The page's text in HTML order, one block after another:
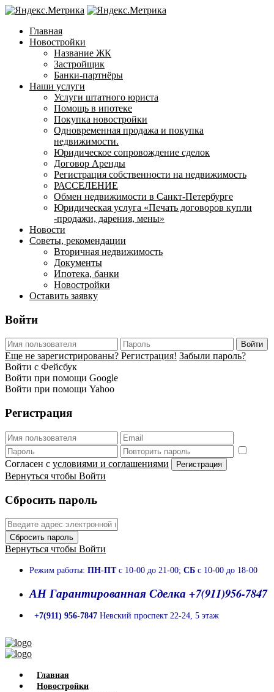
Главная
Новостройки
Название ЖК
Застройщик
Банки-партнёры
Наши услуги
Услуги штатного юриста
Помощь в ипотеке
Покупка новостройки
Одновременная продажа и покупка
недвижимости.
Юридическое сопровождение сделок
Договор Аренды
Регистрация собственности на недвижимость
РАССЕЛЕНИЕ
Обмен недвижимости в Санкт-Петербурге
Юридическая услуга «Печать договоров купли
-продажи, дарения, мены»
Новости
Советы, рекомендации
Вторичная недвижимость
Документы
Ипотека, банки
Новостройки
Оставить заявку
Войти
Войти
Еще не зарегистрированы? Регистрация! Забыли пароль?
Войти с Фейсбук
Войти при помощи Google
Войти при помощи Yahoo
Регистрация
Согласен с условиями и соглашениями Регистрация
Вернуться чтобы Войти
Сбросить пароль
Сбросить пароль
Вернуться чтобы Войти
Режим работы: ПН-ПТс 10-00 до 21-00; СБ с 10-00 до 18-00
АН Гарантированная Сделка +7(911)956-7847
+7(911) 956-7847 Невский проспект 22-24, 5 этаж
Главная
Новостройки